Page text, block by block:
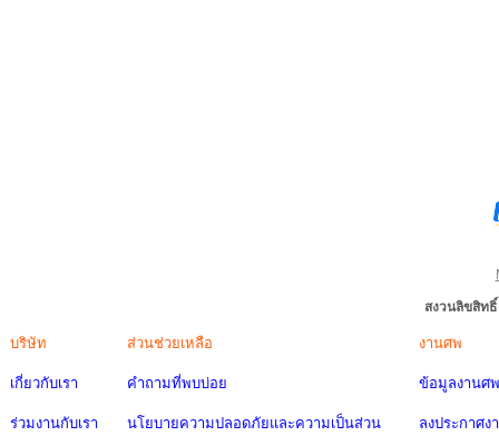
สงวนลิขสิท
บริษัท
เกี่ยวกับเรา
ร่วมงานกับเรา
ส่วนช่วยเหลือ
คำถามที่พบบ่อย
นโยบายความปลอดภัยและความเป็นส่วน
งานศพ
ข้อมูลงานศพ
ลงประกาศง